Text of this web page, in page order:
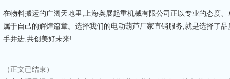
在物料搬运的广阔天地里,上海奥展起重机械有限公司正以专业的态度
属于自己的辉煌篇章。选择我们的电动葫芦厂家直销服务,就是选择了
手并进,共创美好未来!
（正文已结束）